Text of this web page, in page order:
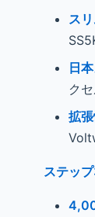
ス
日
ク
拡
ステッ